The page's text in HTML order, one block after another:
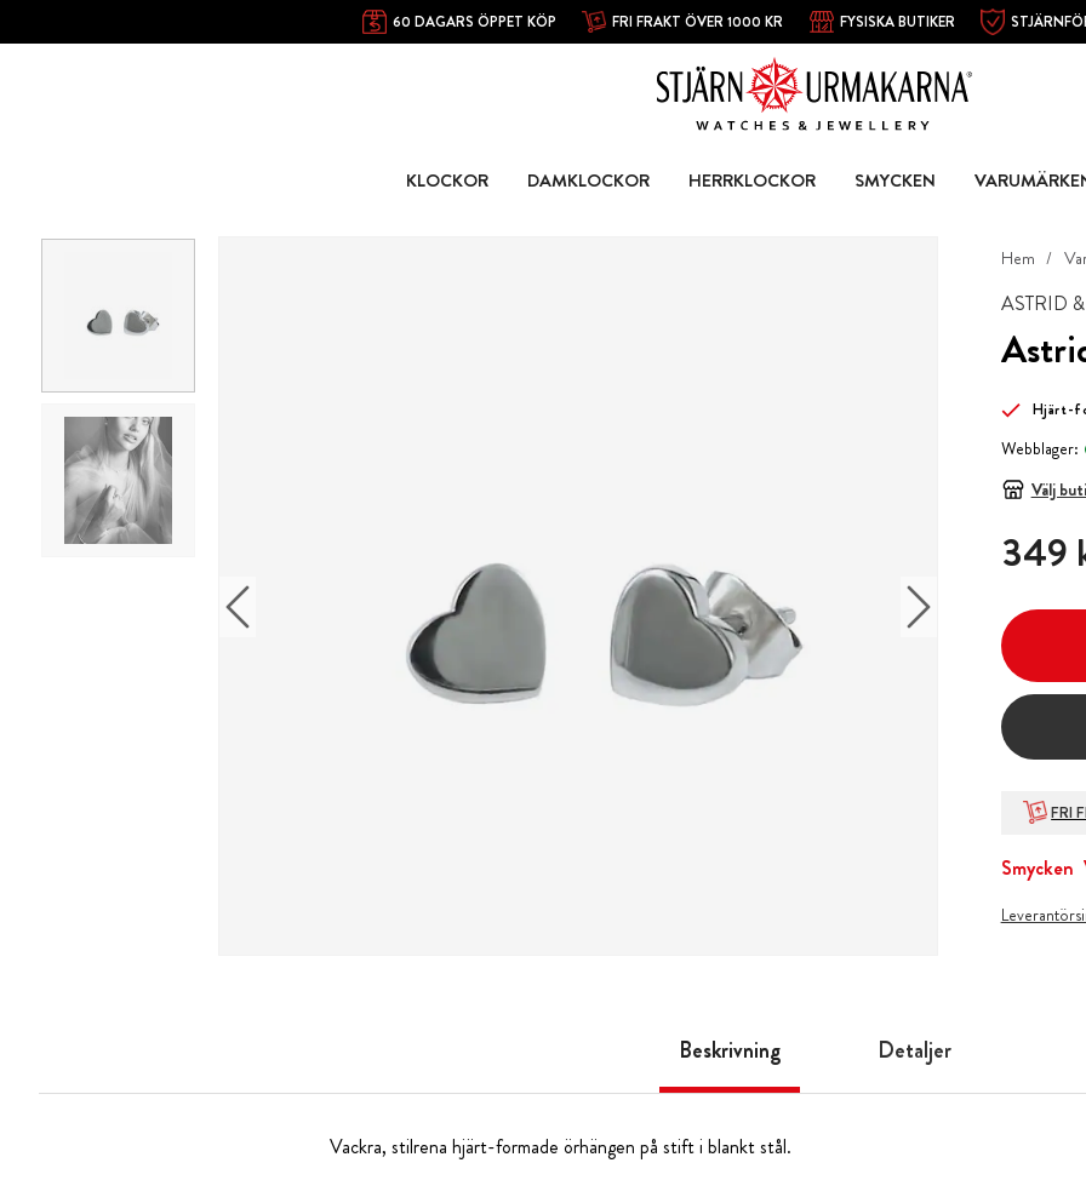
60 DAGARS ÖPPET KÖP FRI FRAKT ÖVER 1000 KR FYSISKA BUTIKER
KLOCKOR DAMKLOCKOR HERRKLOCKOR SMYCKEN
Hem
ASTRID
Hjärt-
Webblager:
Välj
Pris :349 kr
349
FRI
Smycken
Beskrivning Detaljer
Vackra, stilrena hjärt-formade örhängen på stift i blankt stål.